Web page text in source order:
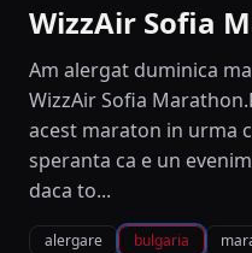
WizzAir Sofia
Am alergat duminica
WizzAir Sofia
acest maraton in urma
speranta ca e un
daca to...
alergare bulgaria